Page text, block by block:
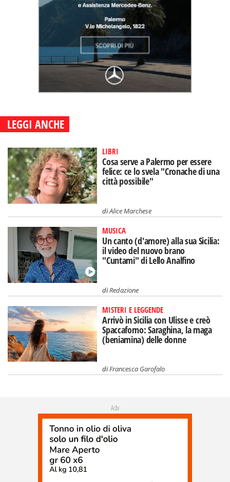
LEGGI ANCHE
LIBRI
Cosa serve a Palermo per essere
felice: ce lo svela "Cronache di una
città possibile"
diAlice Marchese
MUSICA
Un canto (d'amore) alla sua Sicilia:
il video del nuovo brano
"Cuntami" di Lello Analfino
diRedazione
MISTERI E LEGGENDE
Arrivò in Sicilia con Ulisse e creò
Spaccaforno: Saraghina, la maga
(beniamina) delle donne
diFrancesca Garofalo
Adv